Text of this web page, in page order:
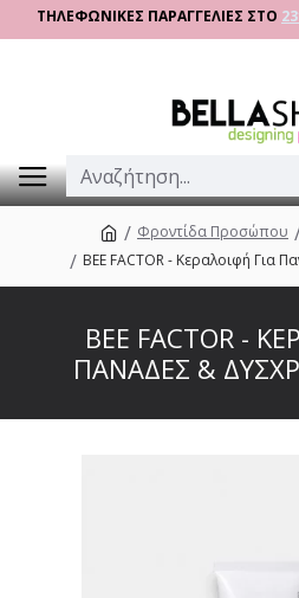
ΤΗΛΕΦΩΝΙΚΕΣ ΠΑΡΑΓΓΕΛΙΕΣ ΣΤΟ
Φροντίδα Προσώπου
BEE FACTOR - Κεραλοιφή Για
BEE FACTOR -
ΠΑΝΆΔΕΣ &